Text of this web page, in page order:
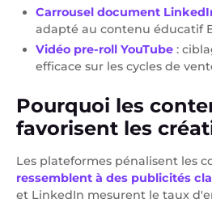
Carrousel document
adapté au contenu éducatif
Vidéo pre-roll YouTube :
efficace sur les cycles de
Pourquoi les
favorisent les
Les plateformes pénalisent les
ressemblent à des publicités
et LinkedIn mesurent le taux